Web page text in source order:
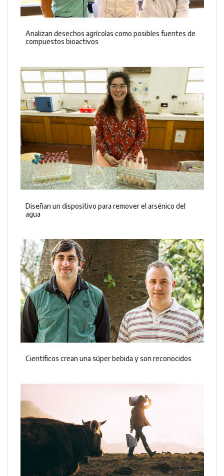
Analizan desechos agrícolas como posibles fuentes de
compuestos bioactivos
Diseñan un dispositivo para remover el arsénico del
agua
Científicos crean una súper bebida y son reconocidos